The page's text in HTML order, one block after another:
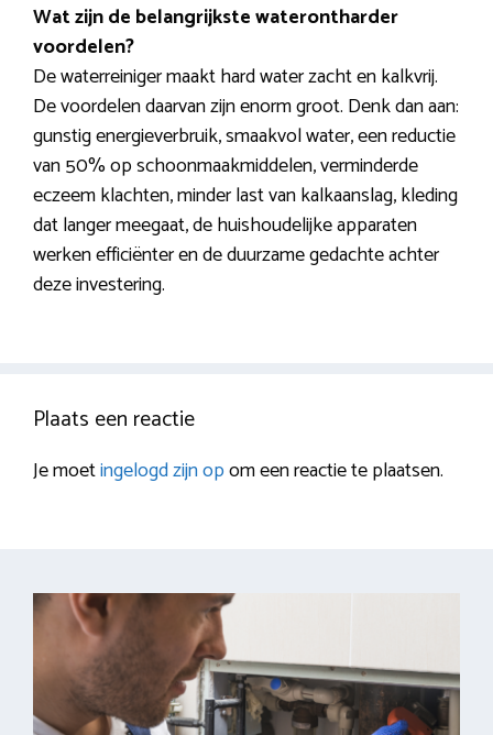
Wat zijn de belangrijkste waterontharder
voordelen?
De waterreiniger maakt hard water zacht en kalkvrij.
De voordelen daarvan zijn enorm groot. Denk dan aan:
gunstig energieverbruik, smaakvol water, een reductie
van 50% op schoonmaakmiddelen, verminderde
eczeem klachten, minder last van kalkaanslag, kleding
dat langer meegaat, de huishoudelijke apparaten
werken efficiënter en de duurzame gedachte achter
deze investering.
Plaats een reactie
Je moetingelogd zijn opom een reactie te plaatsen.